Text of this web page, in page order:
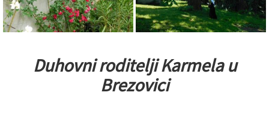
Duhovni roditelji Karmela u
Brezovici